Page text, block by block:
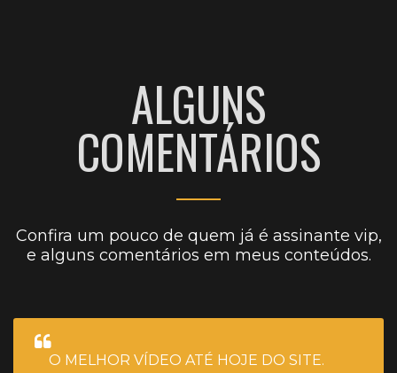
ALGUNS
COMENTÁRIOS
Confira um pouco de quem já é assinante vip,
e alguns comentários em meus conteúdos.
O MELHOR VÍDEO ATÉ HOJE DO SITE.